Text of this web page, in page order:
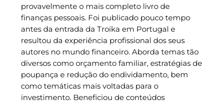
provavelmente o mais completo livro de
finanças pessoais. Foi publicado pouco tempo
antes da entrada da Troika em Portugal e
resultou da experiência profissional dos seus
autores no mundo financeiro. Aborda temas tão
diversos como orçamento familiar, estratégias de
poupança e redução do endividamento, bem
como temáticas mais voltadas para o
investimento. Beneficiou de conteúdos